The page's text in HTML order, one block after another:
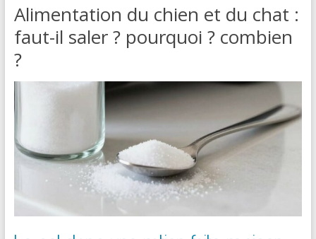
Alimentation du chien et du chat :
faut-il saler ? pourquoi ? combien
?